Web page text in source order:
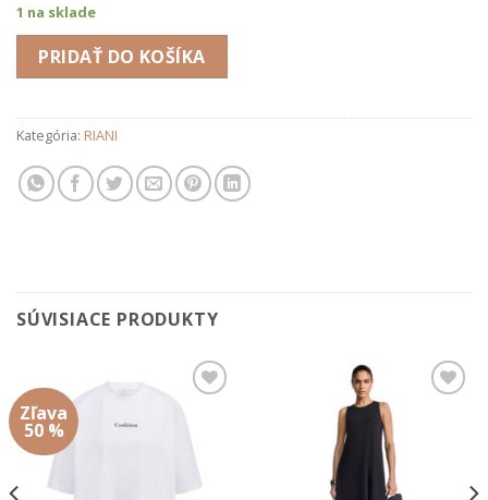
1 na sklade
PRIDAŤ DO KOŠÍKA
Kategória: RIANI
SÚVISIACE PRODUKTY
Zľava
50 %
Add to
wishlist